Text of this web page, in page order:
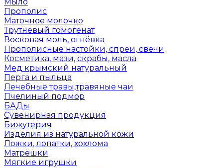
Прополис
Маточное молочко
Трутневый гомогенат
Восковая моль, огнёвка
Прополисные настойки, спреи, свечи
Косметика, мази, скрабы, масла
Мед крымский натуральный
Перга и пыльца
Лечебные травы,травяные чаи
Пчелиный подмор
БАДы
Сувенирная продукция
Бижутерия
Изделия из натуральной кожи
Ложки, лопатки, хохлома
Матрёшки
Мягкие игрушки